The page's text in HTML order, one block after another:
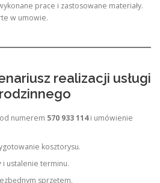
prace i zastosowane materiały.
w umowie.
realizacji usługi
numerem 570 933 114i umówienie
kosztorysu.
i ustalenie terminu.
sprzętem.